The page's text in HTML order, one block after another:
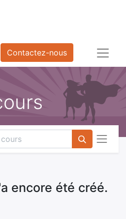
Contactez-nous
encore été créé.